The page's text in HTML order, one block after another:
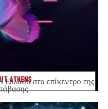
ATHENSστο επίκεντρο της